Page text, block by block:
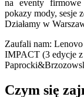
na eventy
pokazy mody, sesje
Działamy w
Zaufali nam: Lenovo
IMPACT (3 edycje z
Czym się